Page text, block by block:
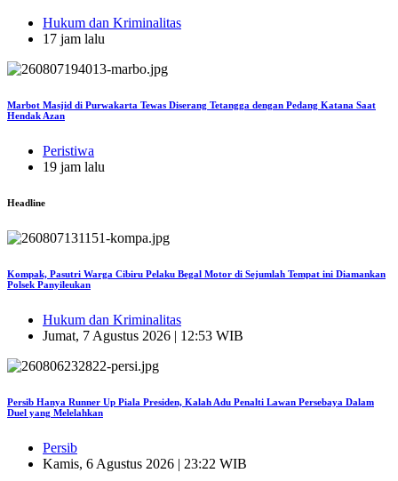
Hukum dan Kriminalitas
17 jam lalu
Marbot Masjid di Purwakarta Tewas Diserang Tetangga dengan Pedang Katana Saat
Hendak Azan
Peristiwa
19 jam lalu
Headline
Kompak, Pasutri Warga Cibiru Pelaku Begal Motor di Sejumlah Tempat ini Diamankan
Polsek Panyileukan
Hukum dan Kriminalitas
Jumat, 7 Agustus 2026 | 12:53 WIB
Persib Hanya Runner Up Piala Presiden, Kalah Adu Penalti Lawan Persebaya Dalam
Duel yang Melelahkan
Persib
Kamis, 6 Agustus 2026 | 23:22 WIB